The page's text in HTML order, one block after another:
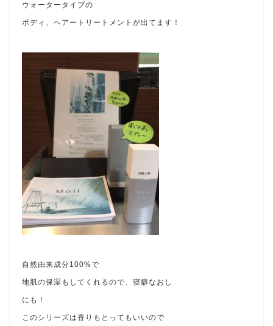
ウォータータイプの
ボディ、ヘアートリートメントが出てます！
自然由来成分100%で
地肌の保湿もしてくれるので、寝癖なおし
にも！
このシリーズは香りもとってもいいので